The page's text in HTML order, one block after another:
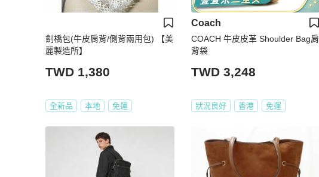
劍橋包(牛皮肩背/側背兩用包) 【美
麗製造所】
TWD 1,380
全新品 本地 免運
Coach
COACH 牛皮皮革 Shoulder Bag肩
背袋
TWD 3,248
狀況良好 香港 免運